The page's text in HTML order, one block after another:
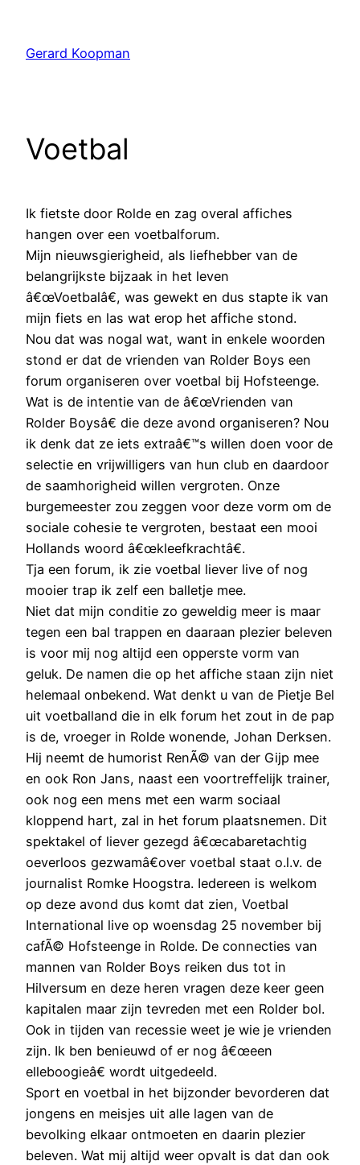
Gerard Koopman
Voetbal
Ik fietste door Rolde en zag overal affiches
hangen over een voetbalforum.
Mijn nieuwsgierigheid, als liefhebber van de
belangrijkste bijzaak in het leven
â€œVoetbalâ€, was gewekt en dus stapte ik van
mijn fiets en las wat erop het affiche stond.
Nou dat was nogal wat, want in enkele woorden
stond er dat de vrienden van Rolder Boys een
forum organiseren over voetbal bij Hofsteenge.
Wat is de intentie van de â€œVrienden van
Rolder Boysâ€ die deze avond organiseren? Nou
ik denk dat ze iets extraâ€™s willen doen voor de
selectie en vrijwilligers van hun club en daardoor
de saamhorigheid willen vergroten. Onze
burgemeester zou zeggen voor deze vorm om de
sociale cohesie te vergroten, bestaat een mooi
Hollands woord â€œkleefkrachtâ€.
Tja een forum, ik zie voetbal liever live of nog
mooier trap ik zelf een balletje mee.
Niet dat mijn conditie zo geweldig meer is maar
tegen een bal trappen en daaraan plezier beleven
is voor mij nog altijd een opperste vorm van
geluk. De namen die op het affiche staan zijn niet
helemaal onbekend. Wat denkt u van de Pietje Bel
uit voetballand die in elk forum het zout in de pap
is de, vroeger in Rolde wonende, Johan Derksen.
Hij neemt de humorist RenÃ© van der Gijp mee
en ook Ron Jans, naast een voortreffelijk trainer,
ook nog een mens met een warm sociaal
kloppend hart, zal in het forum plaatsnemen. Dit
spektakel of liever gezegd â€œcabaretachtig
oeverloos gezwamâ€over voetbal staat o.l.v. de
journalist Romke Hoogstra. Iedereen is welkom
op deze avond dus komt dat zien, Voetbal
International live op woensdag 25 november bij
cafÃ© Hofsteenge in Rolde. De connecties van
mannen van Rolder Boys reiken dus tot in
Hilversum en deze heren vragen deze keer geen
kapitalen maar zijn tevreden met een Rolder bol.
Ook in tijden van recessie weet je wie je vrienden
zijn. Ik ben benieuwd of er nog â€œeen
elleboogieâ€ wordt uitgedeeld.
Sport en voetbal in het bijzonder bevorderen dat
jongens en meisjes uit alle lagen van de
bevolking elkaar ontmoeten en daarin plezier
beleven. Wat mij altijd weer opvalt is dat dan ook